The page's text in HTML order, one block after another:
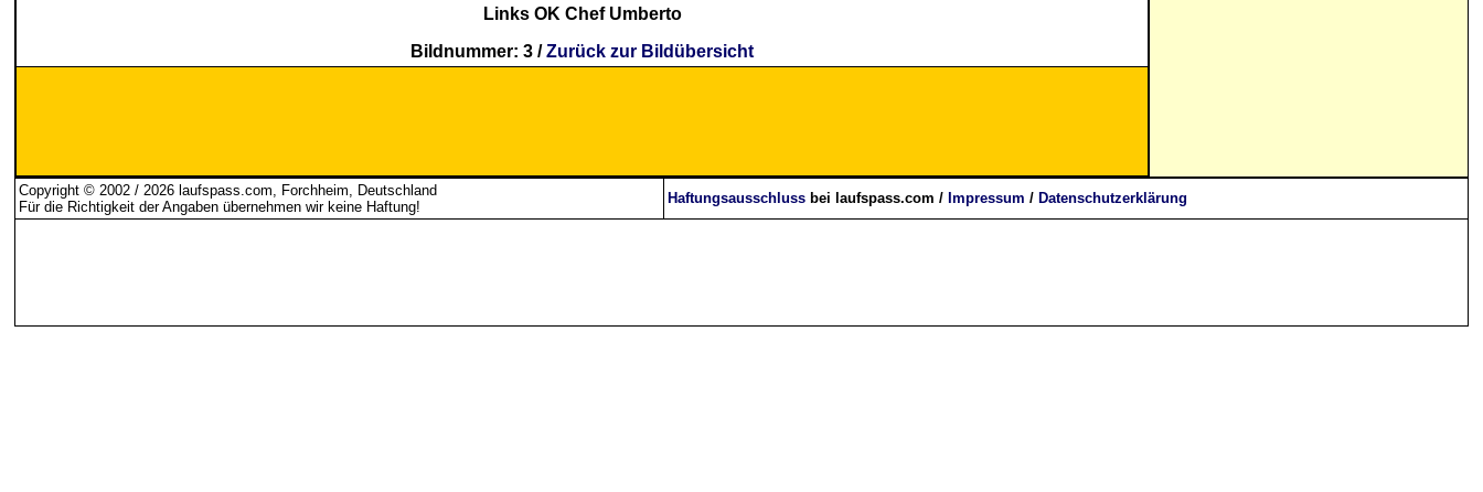
Links OK Chef Umberto
Bildnummer: 3 /Zurück zur Bildübersicht
Copyright © 2002 / 2026 laufspass.com, Forchheim, Deutschland
Für die Richtigkeit der Angaben übernehmen wir keine Haftung!
Haftungsausschluss bei laufspass.com / Impressum / Datenschutzerklärung